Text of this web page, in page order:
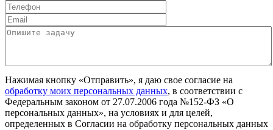
Нажимая кнопку «Отправить», я даю свое согласие на
обработку моих персональных данных, в соответствии с
Федеральным законом от 27.07.2006 года №152-ФЗ «О
персональных данных», на условиях и для целей,
определенных в Согласии на обработку персональных данных